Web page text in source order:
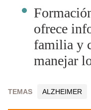
ofrece
familia y
manejar
TEMAS ALZHEIMER